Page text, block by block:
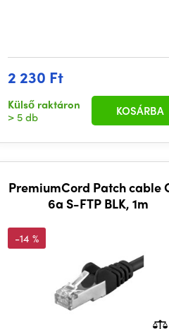
2 230 Ft
Külső raktáron
> 5 db
KOSÁRBA
PremiumCord Patch cable
6a S-FTP BLK, 1m
-14 %